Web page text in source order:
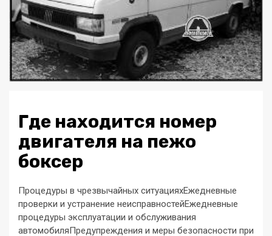
Где находится номер
двигателя на пежо
боксер
Процедуры в чрезвычайных ситуацияхЕжедневные
проверки и устранение неисправностейЕжедневные
процедуры эксплуатации и обслуживания
автомобиляПредупреждения и меры безопасности при